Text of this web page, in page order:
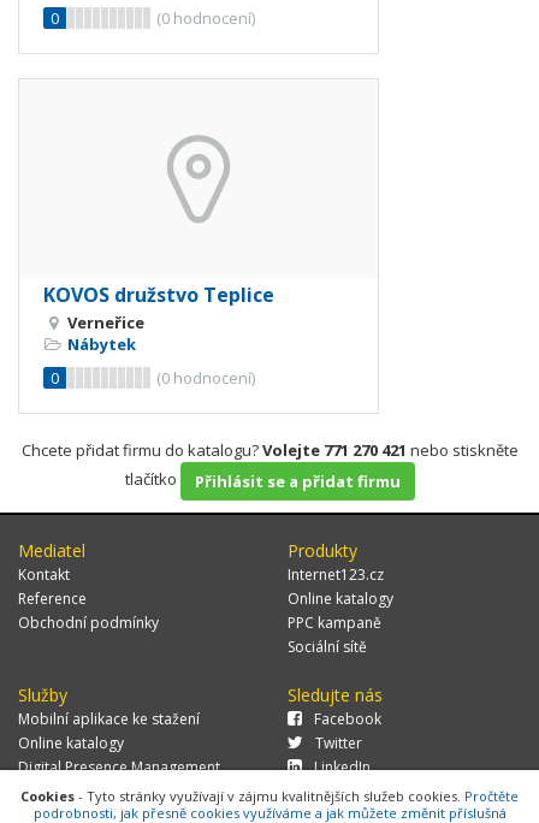
0
(0 hodnocení)
KOVOS družstvo Teplice
Verneřice
Nábytek
0
(0 hodnocení)
Chcete přidat firmu do katalogu?Volejte 771 270 421 nebo stiskněte
tlačítko
Přihlásit se a přidat firmu
Mediatel
Kontakt
Reference
Obchodní podmínky
Produkty
Internet123.cz
Online katalogy
PPC kampaně
Sociální sítě
Služby
Mobilní aplikace ke stažení
Online katalogy
Digital Presence Management
Více zákazníků
Sledujte nás
Facebook
Twitter
LinkedIn
Cookies - Tyto stránky využívají v zájmu kvalitnějších služeb cookies. Pročtěte
podrobnosti, jak přesně cookies využíváme a jak můžete změnit příslušná